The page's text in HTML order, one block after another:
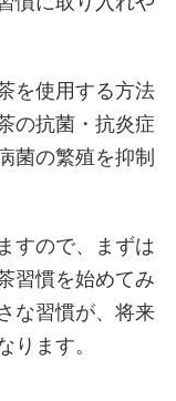
を使用する方法
の抗菌・抗炎症
菌の繁殖を抑制
すので、まずは
習慣を始めてみ
な習慣が、将来
ります。